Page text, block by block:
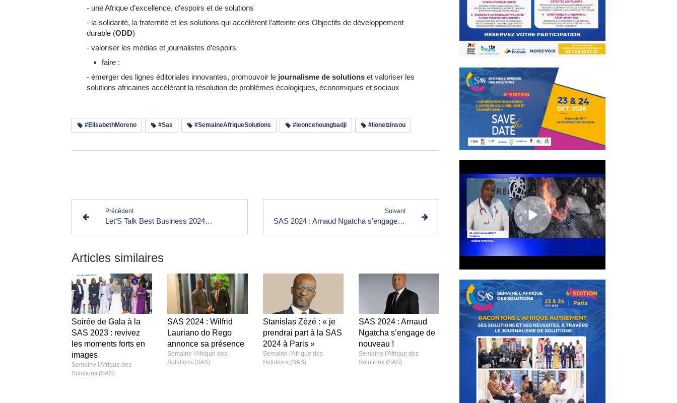
- une Afrique d’excellence, d’espoirs et de solutions
- la solidarité, la fraternité et les solutions qui accélèrent l’atteinte des Objectifs de développement
durable (ODD)
- valoriser les médias et journalistes d’espoirs
faire :
- émerger des lignes éditoriales innovantes, promouvoir le journalisme de solutions et valoriser les
solutions africaines accélérant la résolution de problèmes écologiques, économiques et sociaux
#ElisabethMoreno #Sas #SemaineAfriqueSolutions #leoncehoungbadji #lionelzinsou
Précédent
Let’S Talk Best Business 2024 : accélérer le développement des entreprises
Suivant
SAS 2024 : Arnaud Ngatcha s’engage de nouveau !
Articles similaires
Soirée de Gala à la
SAS 2023 : revivez
les moments forts en
images
Semaine l'Afrique des
Solutions (SAS)
SAS 2024 : Wilfrid
Lauriano do Rego
annonce sa présence
Semaine l'Afrique des
Solutions (SAS)
Stanislas Zézé : « je
prendrai part à la SAS
2024 à Paris »
Semaine l'Afrique des
Solutions (SAS)
SAS 2024 : Arnaud
Ngatcha s’engage de
nouveau !
Semaine l'Afrique des
Solutions (SAS)